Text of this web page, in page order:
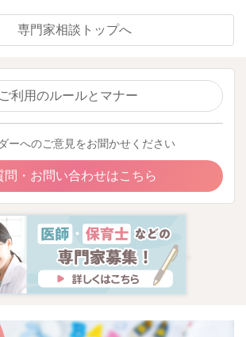
専門家相談トップへ
ご利用のルールとマナー
ーへのご意見をお聞かせください
問・お問い合わせはこちら